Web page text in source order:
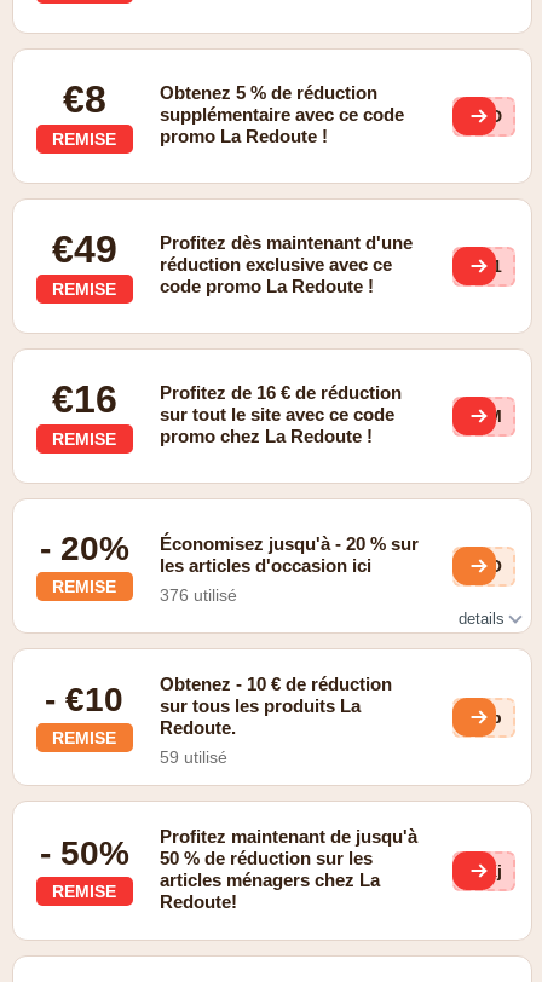
€8
REMISE
Obtenez 5 % de réduction
supplémentaire avec ce code
promo La Redoute !
COD
€49
REMISE
Profitez dès maintenant d'une
réduction exclusive avec ce
code promo La Redoute !
B61
€16
REMISE
Profitez de 16 € de réduction
sur tout le site avec ce code
promo chez La Redoute !
SUM
- 20%
REMISE
Économisez jusqu'à - 20 % sur
les articles d'occasion ici
376 utilisé
rTO
details
- €10
REMISE
Obtenez - 10 € de réduction
sur tous les produits La
Redoute.
59 utilisé
4Gp
- 50%
REMISE
Profitez maintenant de jusqu'à
50 % de réduction sur les
articles ménagers chez La
Redoute!
cKj